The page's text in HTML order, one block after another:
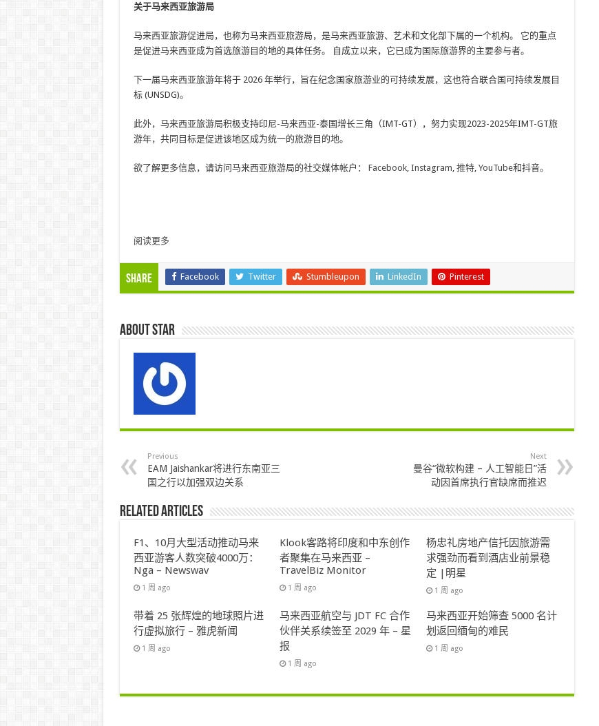
关于马来西亚旅游局
马来西亚旅游促进局，也称为马来西亚旅游局，是马来西亚旅游、艺术和文化部下属的一个机构。 它的重点
是促进马来西亚成为首选旅游目的地的具体任务。 自成立以来，它已成为国际旅游界的主要参与者。
下一届马来西亚旅游年将于 2026 年举行，旨在纪念国家旅游业的可持续发展，这也符合联合国可持续发展目
标 (UNSDG)。
此外，马来西亚旅游局积极支持印尼-马来西亚-泰国增长三角（IMT-GT），努力实现2023-2025年IMT-GT旅
游年，共同目标是促进该地区成为统一的旅游目的地。
欲了解更多信息，请访问马来西亚旅游局的社交媒体帐户： Facebook, Instagram, 推特, YouTube和抖音。
阅读更多
Share Facebook Twitter Stumbleupon LinkedIn Pinterest
About star
Previous
EAM Jaishankar将进行东南亚三
国之行以加强双边关系
Next
曼谷“微软构建 – 人工智能日”活
动因首席执行官缺席而推迟
Related Articles
F1、10月大型活动推动马来
西亚游客人数突破4000万：
Nga – Newswav
1 周 ago
Klook客路将印度和中东创作
者聚集在马来西亚 –
TravelBiz Monitor
1 周 ago
杨忠礼房地产信托因旅游需
求强劲而看到酒店业前景稳
定 |明星
1 周 ago
带着 25 张辉煌的地球照片进
行虚拟旅行 – 雅虎新闻
1 周 ago
马来西亚航空与 JDT FC 合作
伙伴关系续签至 2029 年 – 星
报
1 周 ago
马来西亚开始筛查 5000 名计
划返回缅甸的难民
1 周 ago